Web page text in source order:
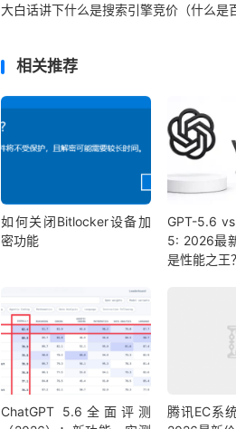
大白话讲下什么是搜索引擎竞价（什么是
相关推荐
如何关闭Bitlocker设备加
密功能
GPT-5.6
5: 2026最
是性能之王？
ChatGPT 5.6全面评测
腾讯EC系